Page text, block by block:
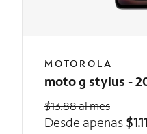
MOTOROLA
moto g stylus -
$13.88 al mes
Desde apenas $1.11